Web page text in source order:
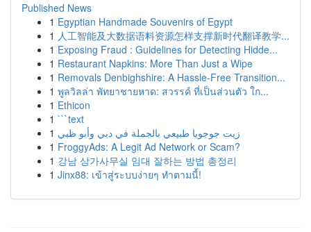
Published News
1 Egyptian Handmade Souvenirs of Egypt
1 人工智能及大数据语料资源怎样支撑新时代翻译教学...
1 Exposing Fraud : Guidelines for Detecting Hidde...
1 Restaurant Napkins: More Than Just a Wipe
1 Removals Denbighshire: A Hassle-Free Transition...
1 พูลวิลล่า พัทยาชายหาด: สวรรค์ ที่เป็นส่วนตัว ใก...
1 Ethicon
1 ```text
1 زيت جوجوبا طبيعي بالجملة في دبي وأبو ظبي
1 FroggyAds: A Legit Ad Network or Scam?
1 강남 상가사무실 임대 잘하는 방법 총정리
1 Jinx88: เข้าสู่ระบบง่ายๆ ทำตามนี้!